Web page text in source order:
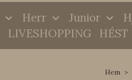
Herr Junior
LIVESHOPPING HÉST
Hem